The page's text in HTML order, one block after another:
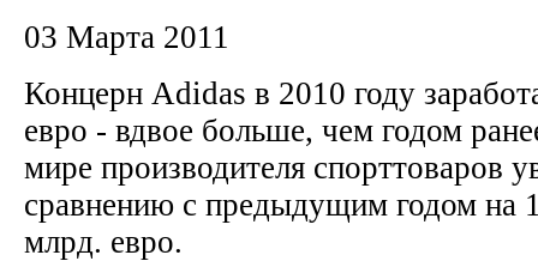
03 Марта 2011
Концерн Adidas в 2010 году
евро - вдвое больше, чем годом
мире производителя спорттоваров
сравнению с предыдущим годом на
млрд. евро.